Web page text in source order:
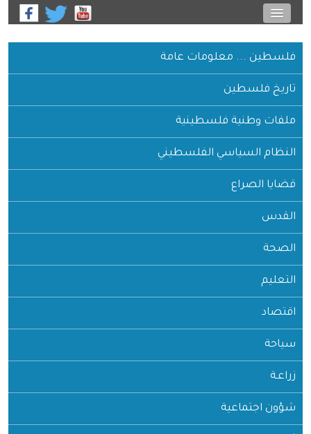
فلسطين ... معلومات عامة
تاريخ فلسطين
ملفات وطنية فلسطينية
النظام السياسي الفلسطيني
قضايا الصراع
القدس
الصحة
التعليم
اقتصاد
سياحة
زراعـة
شؤون اجتماعية